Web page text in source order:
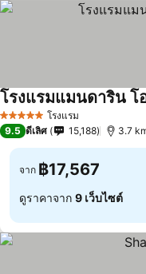
5 ดาว โรงแรม
โรงแรมแมนดาริน โ
9.5 ดีเลิศ 15,188 3.7
จาก ฿17,567
ดูราคาจาก 9 เว็บไซต์